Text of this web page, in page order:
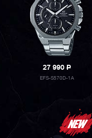
27 990P
EFS-S570D-1A